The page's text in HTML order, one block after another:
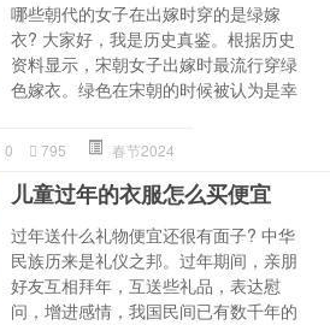
哪些朝代的女子在出嫁时穿的是绿嫁
衣? 大家好，我是历史真鉴。根据历史
资料显示，宋朝女子出嫁时最流行穿绿
色嫁衣。绿色在宋朝的时候被认为是幸
0 795 春节2024
儿童过年的衣服怎么买便宜
过年送什么礼物便宜还很有面子? 中华
民族历来是礼仪之邦。过年期间，亲朋
好友互相拜年，互送些礼品，表达慰
问，增进感情，我国民间已有数千年的